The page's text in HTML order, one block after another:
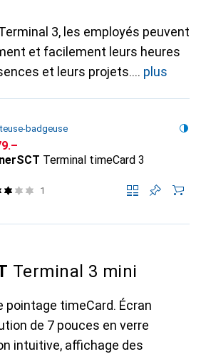
3, les employés peuvent
et facilement leurs heures
et leurs projets.
plus
badgeuse
Terminal timeCard 3
1
Terminal 3 mini
pointage timeCard. Écran
de 7 pouces en verre
intuitive, affichage des